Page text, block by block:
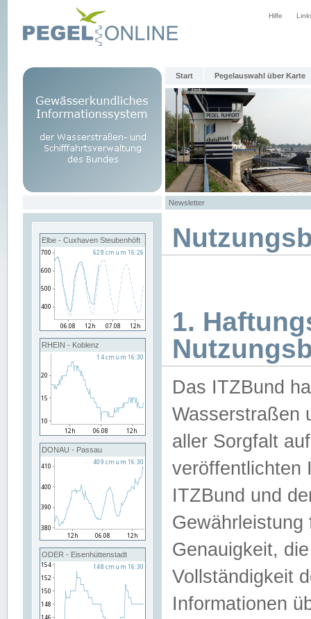
Hilfe
Start Pegelauswahl über Karte
Newsletter
Elbe - Cuxhaven Steubenhöft
RHEIN - Koblenz
DONAU - Passau
ODER - Eisenhüttenstadt
1.
Das ITZBund
Wasserstraßen
aller Sorgfalt
veröffentlichten
ITZBund und
Genauigkeit,
Vollständigkeit
Informationen